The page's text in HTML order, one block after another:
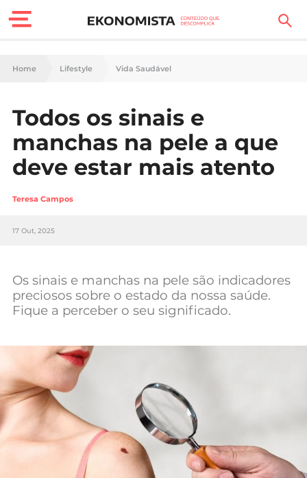
Finanças Pessoais
Carreira
Casa
Lifestyle
Sociedade
Negócios
Mundial 2026
Home Lifestyle Vida Saudável
Todos os sinais e
manchas na pele a que
deve estar mais atento
Teresa Campos
17 Out, 2025
Os sinais e manchas na pele são indicadores
preciosos sobre o estado da nossa saúde.
Fique a perceber o seu significado.